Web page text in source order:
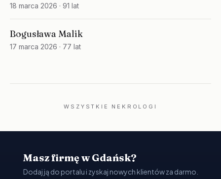
18 marca 2026 · 91 lat
Bogusława Malik
17 marca 2026 · 77 lat
WSZYSTKIE NEKROLOGI
Masz firmę w Gdańsk?
Dodaj ją do portalu i zyskaj nowych klientów za darmo.